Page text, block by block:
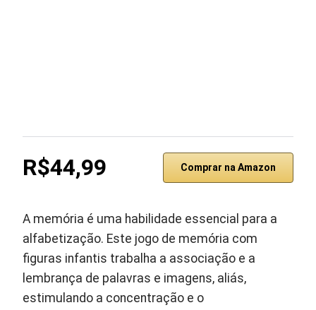
R$44,99 Comprar na Amazon
A memória é uma habilidade essencial para a
alfabetização. Este jogo de memória com
figuras infantis trabalha a associação e a
lembrança de palavras e imagens, aliás,
estimulando a concentração e o